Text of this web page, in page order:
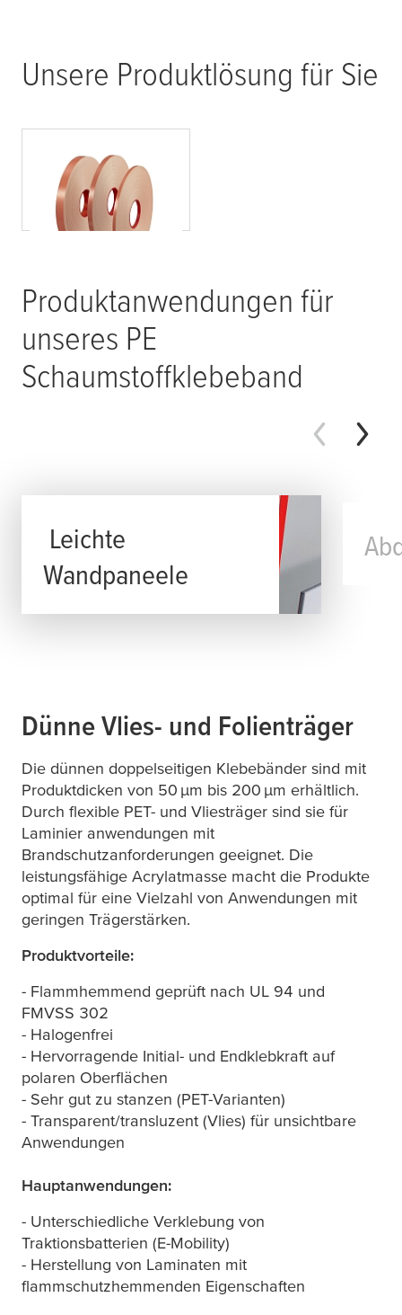
Unsere Produktlösung für Sie
tesa® flame Xtinct
45001
Produktanwendungen für
unseres PE
Schaumstoffklebeband
Leichte
Wandpaneele
Dünne Vlies- und Folienträger
Die dünnen doppelseitigen Klebebänder sind mit
Produktdicken von 50 μm bis 200 μm erhältlich.
Durch flexible PET- und Vliesträger sind sie für
Laminier anwendungen mit
Brandschutzanforderungen geeignet. Die
leistungsfähige Acrylatmasse macht die Produkte
optimal für eine Vielzahl von Anwendungen mit
geringen Trägerstärken.
Produktvorteile:
- Flammhemmend geprüft nach UL 94 und
FMVSS 302
- Halogenfrei
- Hervorragende Initial- und Endklebkraft auf
polaren Oberflächen
- Sehr gut zu stanzen (PET-Varianten)
- Transparent/transluzent (Vlies) für unsichtbare
Anwendungen
Hauptanwendungen:
- Unterschiedliche Verklebung von
Traktionsbatterien (E-Mobility)
- Herstellung von Laminaten mit
flammschutzhemmenden Eigenschaften